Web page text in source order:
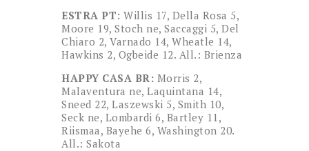
ESTRA PT: Willis 17, Della Rosa 5,
Moore 19, Stoch ne, Saccaggi 5, Del
Chiaro 2, Varnado 14, Wheatle 14,
Hawkins 2, Ogbeide 12. All.: Brienza
HAPPY CASA BR: Morris 2,
Malaventura ne, Laquintana 14,
Sneed 22, Laszewski 5, Smith 10,
Seck ne, Lombardi 6, Bartley 11,
Riismaa, Bayehe 6, Washington 20.
All.: Sakota